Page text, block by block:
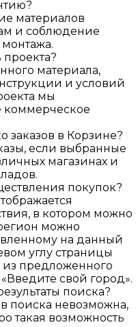
материалов
и соблюдение
материала,
и условий
мы
коммерческое
заказов в Корзине?
если выбранные
магазинах и
покупок?
в котором можно
можно
на данный
углу страницы
из предложенного
свой город».
поиска?
поиска невозможна,
такая возможность